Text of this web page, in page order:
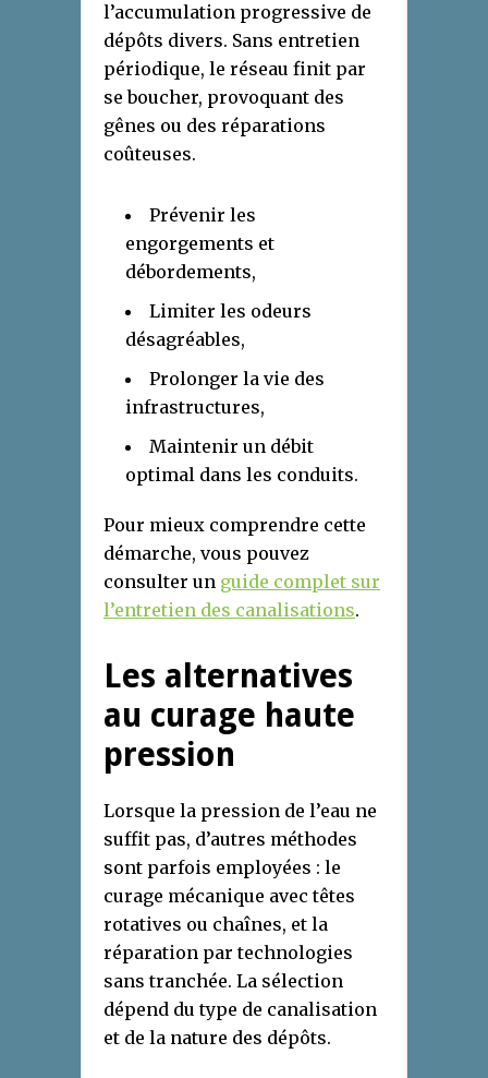
l’accumulation progressive de
dépôts divers. Sans entretien
périodique, le réseau finit par
se boucher, provoquant des
gênes ou des réparations
coûteuses.
Prévenir les
engorgements et
débordements,
Limiter les odeurs
désagréables,
Prolonger la vie des
infrastructures,
Maintenir un débit
optimal dans les conduits.
Pour mieux comprendre cette
démarche, vous pouvez
consulter un guide complet sur
l’entretien des canalisations.
Les alternatives
au curage haute
pression
Lorsque la pression de l’eau ne
suffit pas, d’autres méthodes
sont parfois employées : le
curage mécanique avec têtes
rotatives ou chaînes, et la
réparation par technologies
sans tranchée. La sélection
dépend du type de canalisation
et de la nature des dépôts.